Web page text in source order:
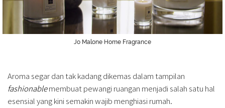
Jo Malone Home Fragrance
Aroma segar dan tak kadang dikemas dalam tampilan
fashionablemembuat pewangi ruangan menjadi salah satu hal
esensial yang kini semakin wajib menghiasi rumah.